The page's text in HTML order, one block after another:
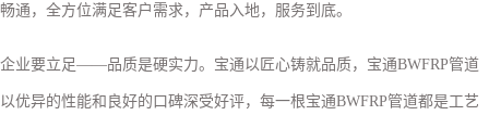
畅通，全方位满足客户需求，产品入地，服务到底。
企业要立足——品质是硬实力。宝通以匠心铸就品质，宝通BWFRP管道
以优异的性能和良好的口碑深受好评，每一根宝通BWFRP管道都是工艺